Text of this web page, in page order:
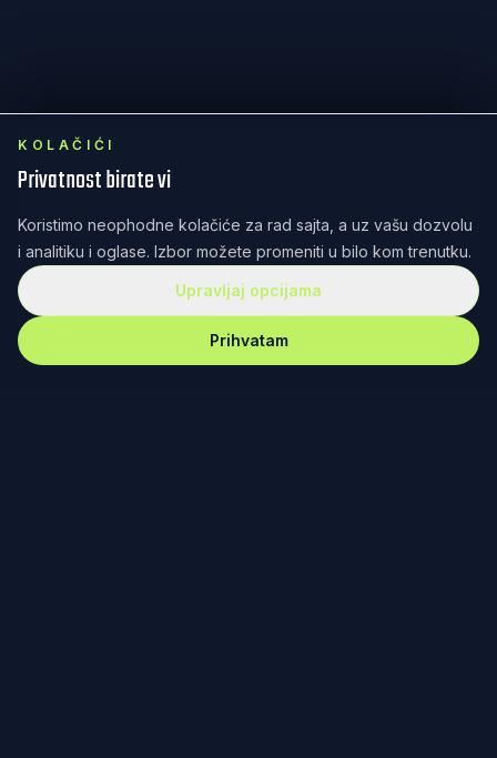
KOLAČIĆI
Privatnost birate vi
Koristimo neophodne kolačiće za rad sajta, a uz vašu dozvolu
i analitiku i oglase. Izbor možete promeniti u bilo kom trenutku.
Upravljaj opcijama
Prihvatam